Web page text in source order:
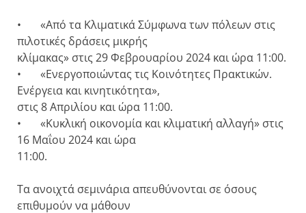
• «Από τα Κλιματικά Σύμφωνα των πόλεων στις
πιλοτικές δράσεις μικρής
κλίμακας» στις 29 Φεβρουαρίου 2024 και ώρα 11:00.
• «Ενεργοποιώντας τις Κοινότητες Πρακτικών.
Ενέργεια και κινητικότητα»,
στις 8 Απριλίου και ώρα 11:00.
• «Κυκλική οικονομία και κλιματική αλλαγή» στις
16 Μαΐου 2024 και ώρα
11:00.
Τα ανοιχτά σεμινάρια απευθύνονται σε όσους
επιθυμούν να μάθουν